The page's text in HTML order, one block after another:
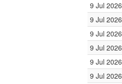
9 Jul 2026
9 Jul 2026
9 Jul 2026
9 Jul 2026
9 Jul 2026
9 Jul 2026